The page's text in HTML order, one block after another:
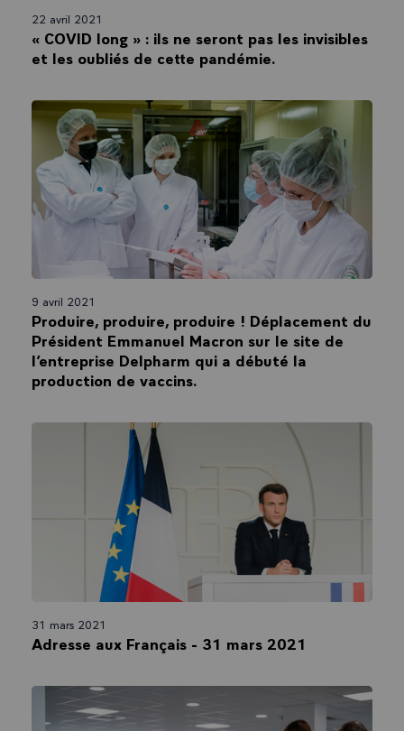
22 avril 2021
« COVID long » : ils ne seront pas les invisibles
et les oubliés de cette pandémie.
9 avril 2021
Produire, produire, produire ! Déplacement du
Président Emmanuel Macron sur le site de
l’entreprise Delpharm qui a débuté la
production de vaccins.
31 mars 2021
Adresse aux Français - 31 mars 2021